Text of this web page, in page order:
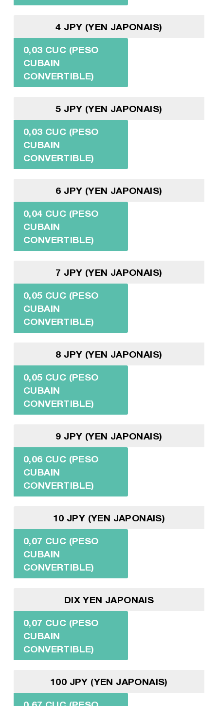
4 JPY (YEN JAPONAIS)
0,03 CUC (PESO
CUBAIN
CONVERTIBLE)
5 JPY (YEN JAPONAIS)
0,03 CUC (PESO
CUBAIN
CONVERTIBLE)
6 JPY (YEN JAPONAIS)
0,04 CUC (PESO
CUBAIN
CONVERTIBLE)
7 JPY (YEN JAPONAIS)
0,05 CUC (PESO
CUBAIN
CONVERTIBLE)
8 JPY (YEN JAPONAIS)
0,05 CUC (PESO
CUBAIN
CONVERTIBLE)
9 JPY (YEN JAPONAIS)
0,06 CUC (PESO
CUBAIN
CONVERTIBLE)
10 JPY (YEN JAPONAIS)
0,07 CUC (PESO
CUBAIN
CONVERTIBLE)
DIX YEN JAPONAIS
0,07 CUC (PESO
CUBAIN
CONVERTIBLE)
100 JPY (YEN JAPONAIS)